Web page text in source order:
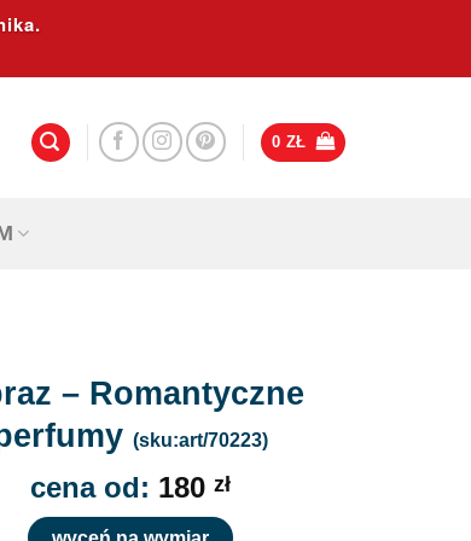
0 ZŁ
– Romantyczne
(sku:art/70223)
cena od: 180 zł